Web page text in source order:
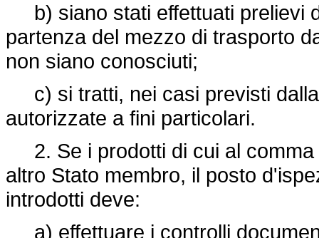
b) siano stati effettuati prelievi
partenza del mezzo di trasporto
non siano conosciuti;
c) si tratti, nei casi previsti
autorizzate a fini particolari.
2. Se i prodotti di cui al comma
altro Stato membro, il posto
introdotti deve:
a) effettuare i controlli